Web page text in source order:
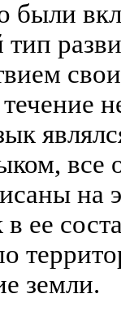
были
на
в ее
земли.